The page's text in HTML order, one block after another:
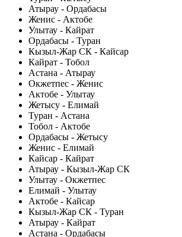
Атырау - Ордабасы
Женис - Актобе
Улытау - Кайрат
Ордабасы - Туран
Кызыл-Жар СК - Кайсар
Кайрат - Тобол
Астана - Атырау
Окжетпес - Женис
Актобе - Улытау
Жетысу - Елимай
Туран - Астана
Тобол - Актобе
Ордабасы - Жетысу
Женис - Елимай
Кайсар - Кайрат
Атырау - Кызыл-Жар СК
Улытау - Окжетпес
Елимай - Улытау
Актобе - Кайсар
Кызыл-Жар СК - Туран
Атырау - Кайрат
Астана - Ордабасы